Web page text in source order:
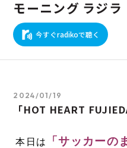
モーニング ラジラ
今すぐradikoで聴く
2024/01/19
「HOT HEART
本日は 「サッカーの